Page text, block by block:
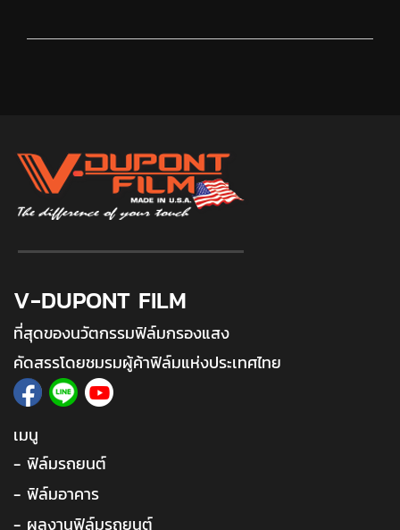
V-DUPONT FILM
ที่สุดของนวัตกรรมฟิล์มกรองแสง
คัดสรรโดยชมรมผู้ค้าฟิล์มแห่งประเทศไทย
เมนู
- ฟิล์มรถยนต์
- ฟิล์มอาคาร
- ผลงานฟิล์มรถยนต์